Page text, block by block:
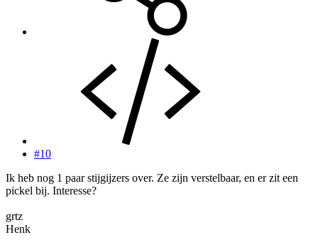
#10
Ik heb nog 1 paar stijgijzers over. Ze zijn verstelbaar, en er zit een
pickel bij. Interesse?
grtz
Henk